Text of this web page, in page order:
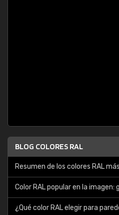
BLOG COLORES RAL
Resumen de los colores RAL
Color RAL popular en la
¿Qué color RAL elegir para